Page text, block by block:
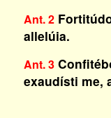
Ant. 2
allelúia.
Ant. 3
exaudísti me,